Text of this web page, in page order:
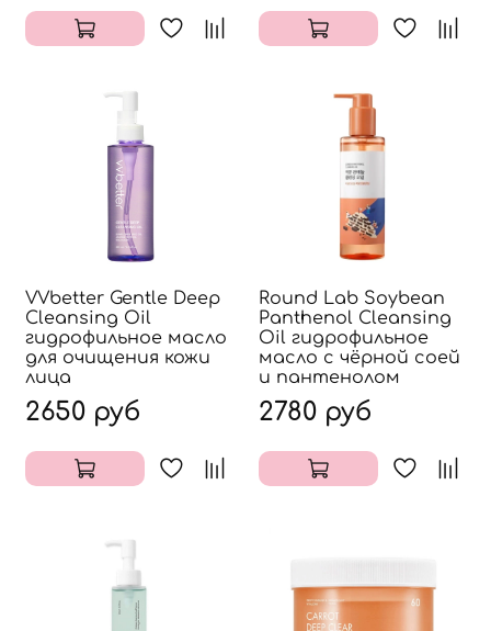
VVbetter Gentle Deep
Cleansing Oil
гидрофильное масло
для очищения кожи
лица
2650 руб
Round Lab Soybean
Panthenol Cleansing
Oil гидрофильное
масло с чёрной соей
и пантенолом
2780 руб